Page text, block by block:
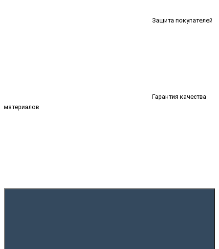
Защита покупателей
Гарантия качества
материалов